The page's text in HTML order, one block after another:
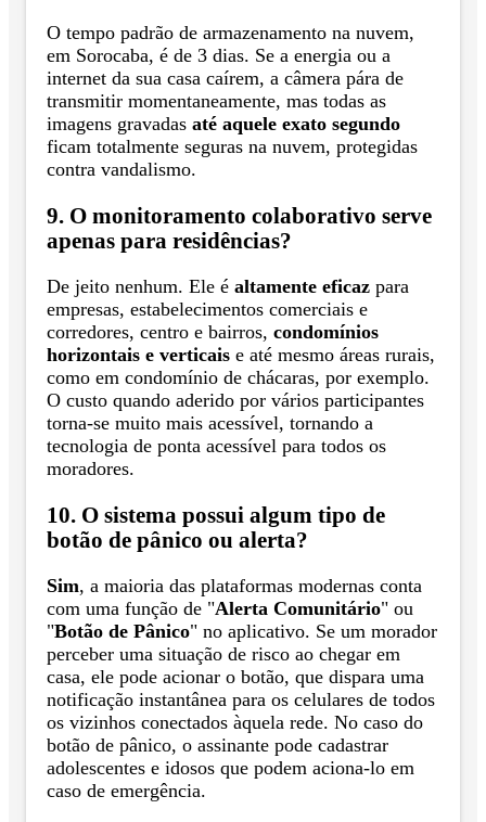
O tempo padrão de armazenamento na nuvem,
em Sorocaba, é de 3 dias. Se a energia ou a
internet da sua casa caírem, a câmera pára de
transmitir momentaneamente, mas todas as
imagens gravadas até aquele exato segundo
ficam totalmente seguras na nuvem, protegidas
contra vandalismo.
9. O monitoramento colaborativo serve
apenas para residências?
De jeito nenhum. Ele é altamente eficaz para
empresas, estabelecimentos comerciais e
corredores, centro e bairros, condomínios
horizontais e verticais e até mesmo áreas rurais,
como em condomínio de chácaras, por exemplo.
O custo quando aderido por vários participantes
torna-se muito mais acessível, tornando a
tecnologia de ponta acessível para todos os
moradores.
10. O sistema possui algum tipo de
botão de pânico ou alerta?
Sim, a maioria das plataformas modernas conta
com uma função de "Alerta Comunitário" ou
"Botão de Pânico" no aplicativo. Se um morador
perceber uma situação de risco ao chegar em
casa, ele pode acionar o botão, que dispara uma
notificação instantânea para os celulares de todos
os vizinhos conectados àquela rede. No caso do
botão de pânico, o assinante pode cadastrar
adolescentes e idosos que podem aciona-lo em
caso de emergência.